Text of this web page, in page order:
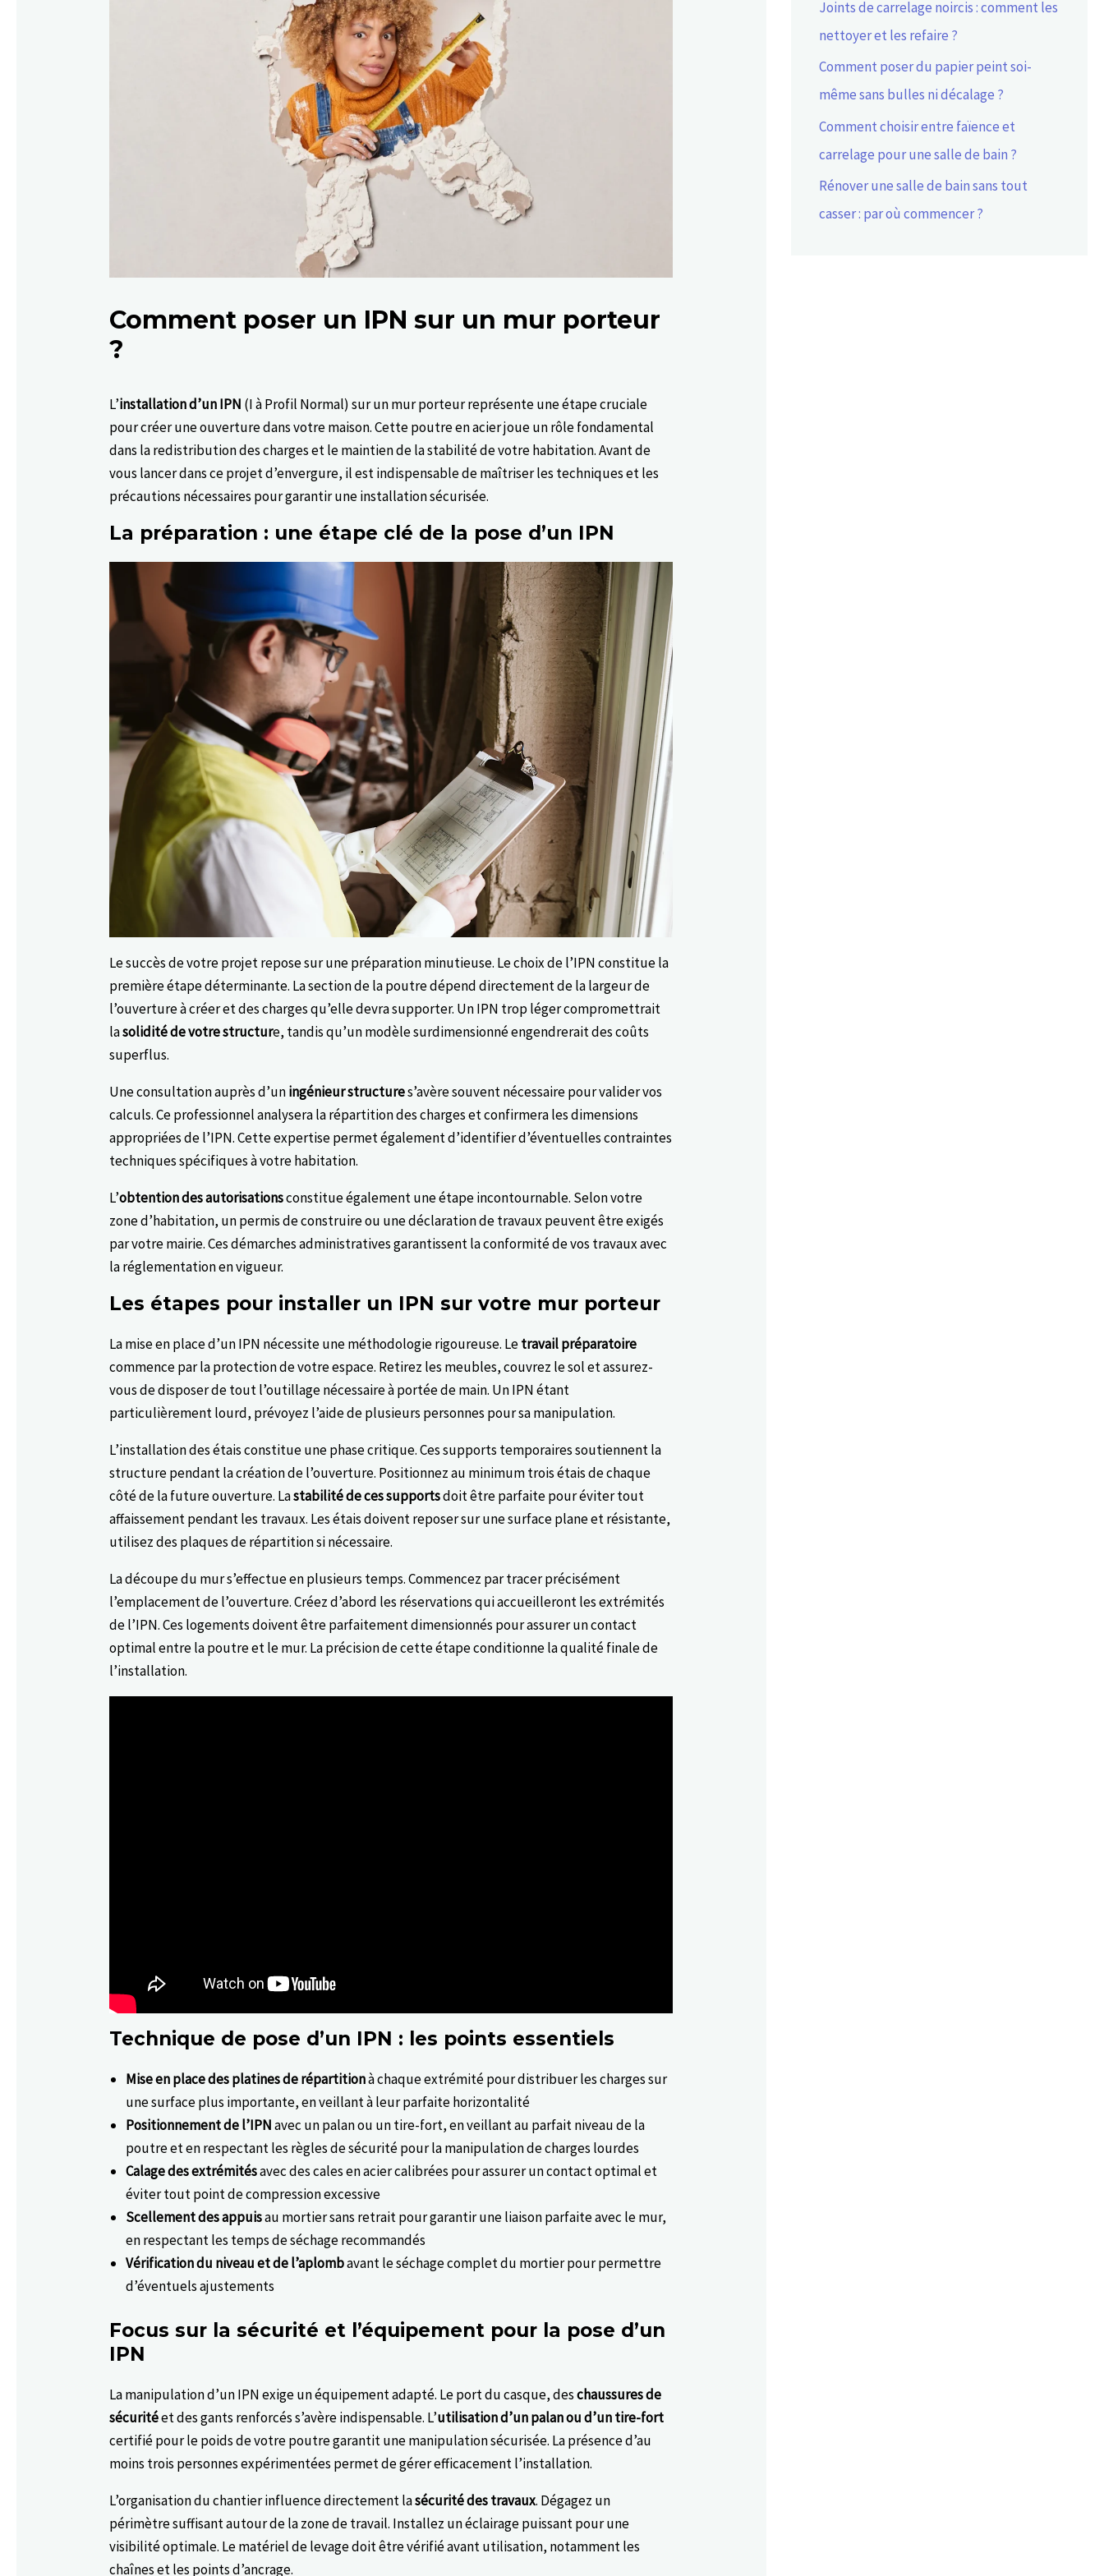
Comment poser un IPN sur un mur porteur
?
L’installation d’un IPN (I à Profil Normal) sur un mur porteur représente une étape cruciale
pour créer une ouverture dans votre maison. Cette poutre en acier joue un rôle fondamental
dans la redistribution des charges et le maintien de la stabilité de votre habitation. Avant de
vous lancer dans ce projet d’envergure, il est indispensable de maîtriser les techniques et les
précautions nécessaires pour garantir une installation sécurisée.
La préparation : une étape clé de la pose d’un IPN
Le succès de votre projet repose sur une préparation minutieuse. Le choix de l’IPN constitue la
première étape déterminante. La section de la poutre dépend directement de la largeur de
l’ouverture à créer et des charges qu’elle devra supporter. Un IPN trop léger compromettrait
lasolidité de votre structure, tandis qu’un modèle surdimensionné engendrerait des coûts
superflus.
Une consultation auprès d’uningénieur structures’avère souvent nécessaire pour valider vos
calculs. Ce professionnel analysera la répartition des charges et confirmera les dimensions
appropriées de l’IPN. Cette expertise permet également d’identifier d’éventuelles contraintes
techniques spécifiques à votre habitation.
L’obtention des autorisationsconstitue également une étape incontournable. Selon votre
zone d’habitation, un permis de construire ou une déclaration de travaux peuvent être exigés
par votre mairie. Ces démarches administratives garantissent la conformité de vos travaux avec
la réglementation en vigueur.
Les étapes pour installer un IPN sur votre mur porteur
La mise en place d’un IPN nécessite une méthodologie rigoureuse. Letravail préparatoire
commence par la protection de votre espace. Retirez les meubles, couvrez le sol et assurez-
vous de disposer de tout l’outillage nécessaire à portée de main. Un IPN étant
particulièrement lourd, prévoyez l’aide de plusieurs personnes pour sa manipulation.
L’installation des étais constitue une phase critique. Ces supports temporaires soutiennent la
structure pendant la création de l’ouverture. Positionnez au minimum trois étais de chaque
côté de la future ouverture. Lastabilité de ces supportsdoit être parfaite pour éviter tout
affaissement pendant les travaux. Les étais doivent reposer sur une surface plane et résistante,
utilisez des plaques de répartition si nécessaire.
La découpe du mur s’effectue en plusieurs temps. Commencez par tracer précisément
l’emplacement de l’ouverture. Créez d’abord les réservations qui accueilleront les extrémités
de l’IPN. Ces logements doivent être parfaitement dimensionnés pour assurer un contact
optimal entre la poutre et le mur. La précision de cette étape conditionne la qualité finale de
l’installation.
Technique de pose d’un IPN : les points essentiels
Mise en place des platines de répartitionà chaque extrémité pour distribuer les charges sur
une surface plus importante, en veillant à leur parfaite horizontalité
Positionnement de l’IPNavec un palan ou un tire-fort, en veillant au parfait niveau de la
poutre et en respectant les règles de sécurité pour la manipulation de charges lourdes
Calage des extrémitésavec des cales en acier calibrées pour assurer un contact optimal et
éviter tout point de compression excessive
Scellement des appuisau mortier sans retrait pour garantir une liaison parfaite avec le mur,
en respectant les temps de séchage recommandés
Vérification du niveau et de l’aplombavant le séchage complet du mortier pour permettre
d’éventuels ajustements
Focus sur la sécurité et l’équipement pour la pose d’un
IPN
La manipulation d’un IPN exige un équipement adapté. Le port du casque, deschaussures de
sécuritéet des gants renforcés s’avère indispensable. L’utilisation d’un palan ou d’un tire-fort
certifié pour le poids de votre poutre garantit une manipulation sécurisée. La présence d’au
moins trois personnes expérimentées permet de gérer efficacement l’installation.
L’organisation du chantier influence directement lasécurité des travaux. Dégagez un
périmètre suffisant autour de la zone de travail. Installez un éclairage puissant pour une
visibilité optimale. Le matériel de levage doit être vérifié avant utilisation, notamment les
chaînes et les points d’ancrage.
Joints de carrelage noircis : comment les
nettoyer et les refaire ?
Comment poser du papier peint soi-
même sans bulles ni décalage ?
Comment choisir entre faïence et
carrelage pour une salle de bain ?
Rénover une salle de bain sans tout
casser : par où commencer ?